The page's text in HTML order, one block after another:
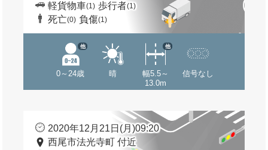
軽貨物車(1) 歩行者(1)
死亡(0) 負傷(1)
0～24歳
他
晴
幅5.5～
13.0m
他
信号なし
2020年12月21日(月)09:20
西尾市法光寺町 付近